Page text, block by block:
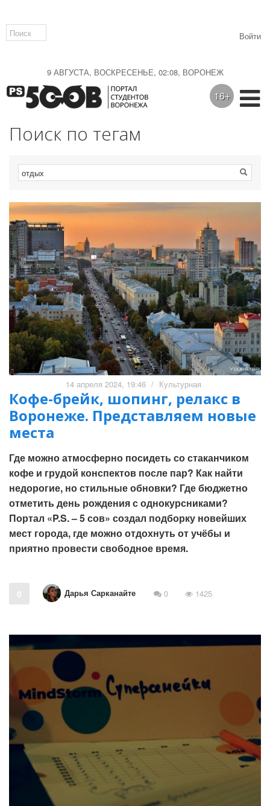
9 АВГУСТА, ВОСКРЕСЕНЬЕ, 02:08, ВОРОНЕЖ
Войти
16+
Поиск по тегам
14 апреля 2024, 19:46 / Культурная
Кофе-брейк, шопинг, релакс в
Воронеже. Представляем новые
места
Где можно атмосферно посидеть со стаканчиком
кофе и грудой конспектов после пар? Как найти
недорогие, но стильные обновки? Где бюджетно
отметить день рождения с однокурсниками?
Портал «P.S. – 5 сов» создал подборку новейших
мест города, где можно отдохнуть от учёбы и
приятно провести свободное время.
0 Дарья Сарканайте 0 1425